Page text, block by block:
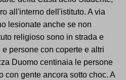
all'interno dell'istituto. A via
lesionate anche se non
religioso sono in strada e
persone con coperte e altri
Duomo centinaia le persone
con gente ancora sotto choc. A